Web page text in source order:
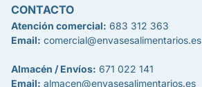
CONTACTO
Atención comercial: 683 312 363
Email: comercial@envasesalimentarios.es
Almacén / Envíos: 671 022 141
Email: almacen@envasesalimentarios.es